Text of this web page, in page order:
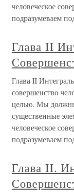
человеческое
подразумеваем
Глава II
Глава II
совершенство
целью. Мы
существенные
человеческое
подразумеваем
Глава II.